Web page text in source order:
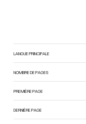
LANGUE PRINCIPALE
NOMBRE DE PAGES
PREMIÈRE PAGE
DERNIÈRE PAGE